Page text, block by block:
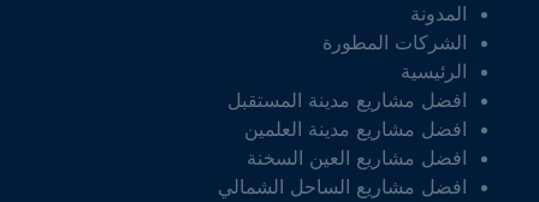
المدونة
الشركات المطورة
الرئيسية
افضل مشاريع مدينة المستقبل
افضل مشاريع مدينة العلمين
افضل مشاريع العين السخنة
افضل مشاريع الساحل الشمالي